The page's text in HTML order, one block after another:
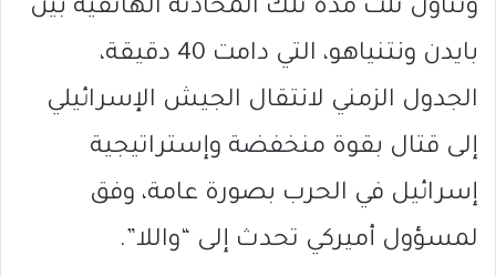
وتناول ثلث مدة تلك المحادثة الهاتفية بين
بايدن ونتنياهو، التي دامت 40 دقيقة،
الجدول الزمني لانتقال الجيش الإسرائيلي
إلى قتال بقوة منخفضة وإستراتيجية
إسرائيل في الحرب بصورة عامة، وفق
لمسؤول أميركي تحدث إلى “واللا”.